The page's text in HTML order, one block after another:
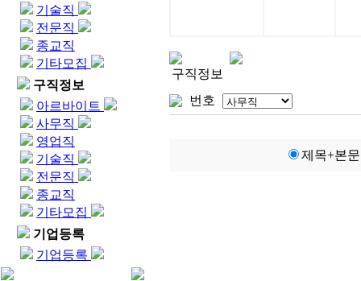
기술직
전문직
종교직
기타모집
구직정보
아르바이트
사무직
영업직
기술직
전문직
종교직
기타모집
기업등록
기업등록
구직정보
번호
제목+본문